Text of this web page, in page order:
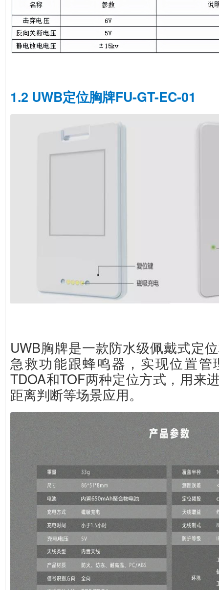
1.2 UWB定位胸牌FU-GT-EC-01
UWB胸牌是一款防水级佩戴式定
急救功能跟蜂鸣器，实现位置管
TDOA和TOF两种定位方式，用来
距离判断等场景应用。